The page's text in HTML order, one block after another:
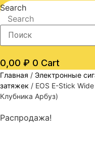
Search
Search
0,00 ₽ 0 Cart
Главная / Электронные
затяжек / EOS E-Stick
Клубника Арбуз)
Распродажа!